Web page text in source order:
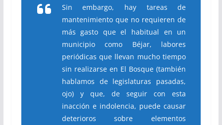
Sin embargo, hay tareas de
mantenimiento que no requieren de
más gasto que el habitual en un
municipio como Béjar, labores
periódicas que llevan mucho tiempo
sin realizarse en El Bosque (también
hablamos de legislaturas pasadas,
ojo) y que, de seguir con esta
inacción e indolencia, puede causar
deterioros sobre elementos